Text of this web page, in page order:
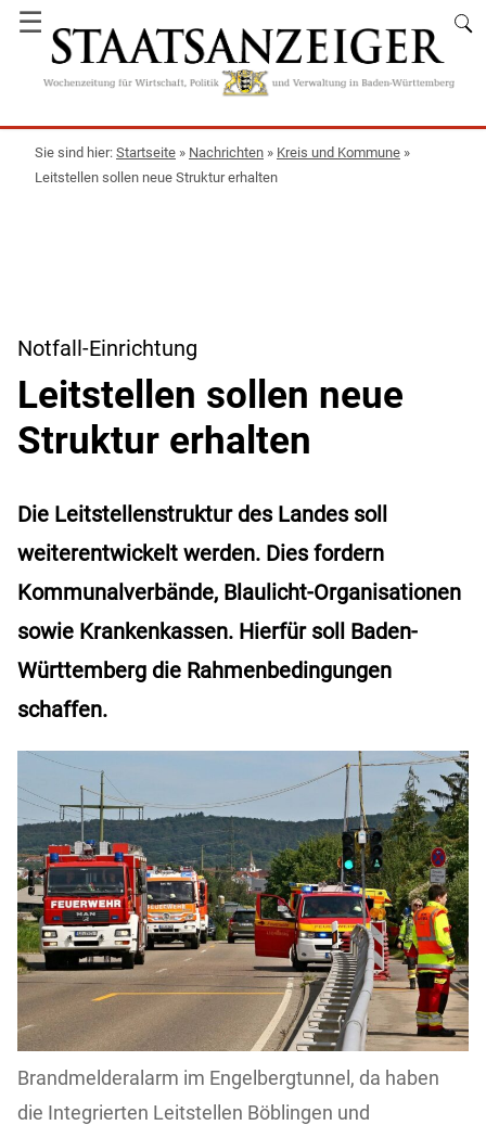
☰
Startseite » Nachrichten » Kreis und Kommune »
Leitstellen sollen neue Struktur erhalten
Notfall-Einrichtung
Leitstellen sollen neue
Struktur erhalten
Die Leitstellenstruktur des Landes soll
weiterentwickelt werden. Dies fordern
Kommunalverbände, Blaulicht-Organisationen
sowie Krankenkassen. Hierfür soll Baden-
Württemberg die Rahmenbedingungen
schaffen.
Brandmelderalarm im Engelbergtunnel, da haben
die Integrierten Leitstellen Böblingen und